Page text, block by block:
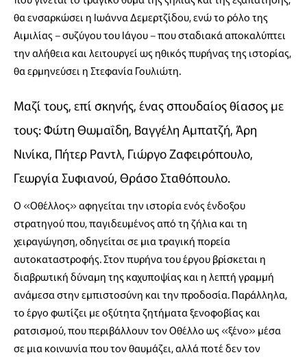
θα ενσαρκώσει η Ιωάννα Δεμερτζίδου, ενώ το ρόλο της
Αιμιλίας – συζύγου του Ιάγου – που σταδιακά αποκαλύπτει
την αλήθεια και λειτουργεί ως ηθικός πυρήνας της ιστορίας,
θα ερμηνεύσει η Στεφανία Γουλιώτη.
Μαζί τους, επί σκηνής, ένας σπουδαίος θίασος με
τους: Φώτη Θωμαΐδη, Βαγγέλη Αμπατζή, Άρη
Νινίκα, Πήτερ Ραντλ, Γιώργο Ζαφειρόπουλο,
Γεωργία Συφιανού, Θράσο Σταθόπουλο.
Ο «Οθέλλος» αφηγείται την ιστορία ενός ένδοξου
στρατηγού που, παγιδευμένος από τη ζήλια και τη
χειραγώγηση, οδηγείται σε μια τραγική πορεία
αυτοκαταστροφής. Στον πυρήνα του έργου βρίσκεται η
διαβρωτική δύναμη της καχυποψίας και η λεπτή γραμμή
ανάμεσα στην εμπιστοσύνη και την προδοσία. Παράλληλα,
το έργο φωτίζει με οξύτητα ζητήματα ξενοφοβίας και
ρατσισμού, που περιβάλλουν τον Οθέλλο ως «ξένο» μέσα
σε μια κοινωνία που τον θαυμάζει, αλλά ποτέ δεν τον